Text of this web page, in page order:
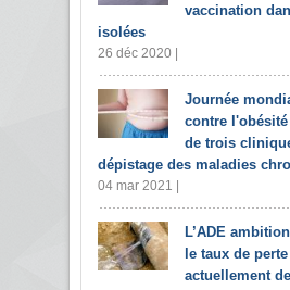
vaccination
isolées
26 déc 2020 |
Journée
contre
de trois
dépistage des maladies
04 mar 2021 |
L’ADE
le taux de
actuellement